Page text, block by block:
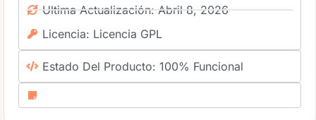
Ultima Actualización: Abril 8, 2026
Licencia: Licencia GPL
Estado Del Producto: 100% Funcional